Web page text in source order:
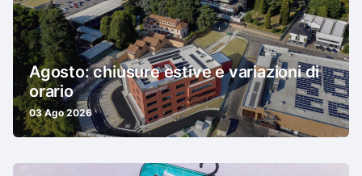
Agosto: chiusure estive e variazioni di
orario
03 Ago 2026